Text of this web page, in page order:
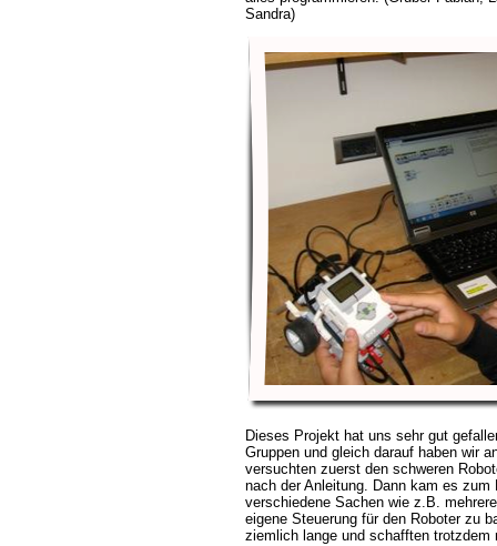
Sandra)
Dieses Projekt hat uns sehr gut
Gruppen und gleich darauf haben wir
versuchten zuerst den schweren
nach der Anleitung. Dann kam es
verschiedene Sachen wie z.B.
eigene Steuerung für den Roboter zu
ziemlich lange und schafften trotzdem